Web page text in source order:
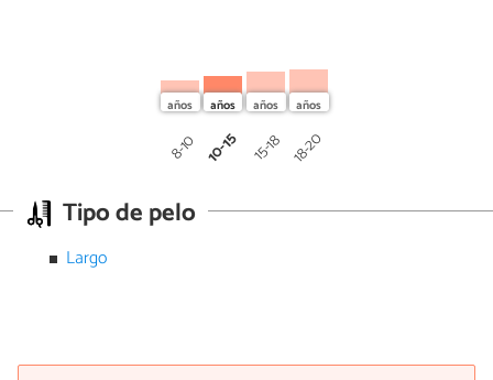
8-10 10-15 15-18 18-20
Tipo de pelo
Largo